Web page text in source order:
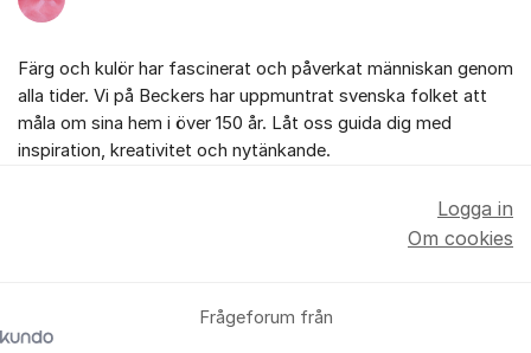
Färg och kulör har fascinerat och påverkat människan genom
alla tider. Vi på Beckers har uppmuntrat svenska folket att
måla om sina hem i över 150 år. Låt oss guida dig med
inspiration, kreativitet och nytänkande.
Frågeforum från
Logga in
Om cookies